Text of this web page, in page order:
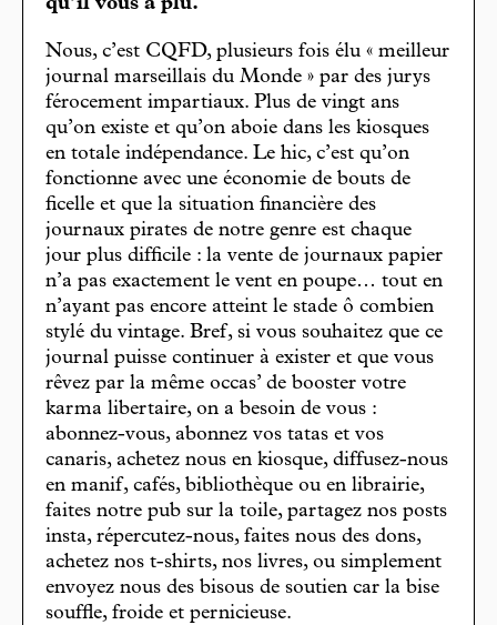
qu’il vous a plu.
Nous, c’est CQFD, plusieurs fois élu « meilleur
journal marseillais du Monde » par des jurys
férocement impartiaux. Plus de vingt ans
qu’on existe et qu’on aboie dans les kiosques
en totale indépendance. Le hic, c’est qu’on
fonctionne avec une économie de bouts de
ficelle et que la situation financière des
journaux pirates de notre genre est chaque
jour plus difficile : la vente de journaux papier
n’a pas exactement le vent en poupe… tout en
n’ayant pas encore atteint le stade ô combien
stylé du vintage. Bref, si vous souhaitez que ce
journal puisse continuer à exister et que vous
rêvez par la même occas’ de booster votre
karma libertaire, on a besoin de vous :
abonnez-vous, abonnez vos tatas et vos
canaris, achetez nous en kiosque, diffusez-nous
en manif, cafés, bibliothèque ou en librairie,
faites notre pub sur la toile, partagez nos posts
insta, répercutez-nous, faites nous des dons,
achetez nos t-shirts, nos livres, ou simplement
envoyez nous des bisous de soutien car la bise
souffle, froide et pernicieuse.